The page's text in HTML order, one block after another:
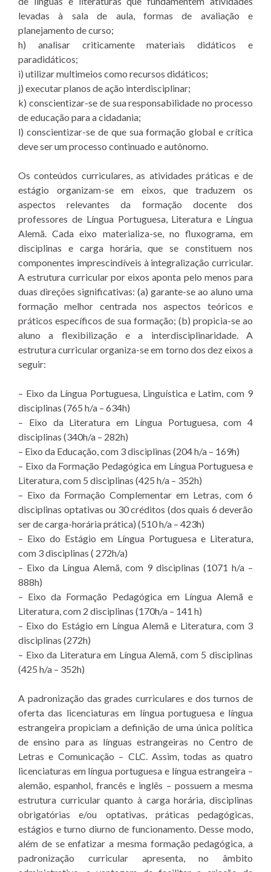
levadas à sala de aula, formas de avaliação e
planejamento de curso;
h) analisar criticamente materiais didáticos e
paradidáticos;
i) utilizar multimeios como recursos didáticos;
j) executar planos de ação interdisciplinar;
k) conscientizar-se de sua responsabilidade no processo
de educação para a cidadania;
l) conscientizar-se de que sua formação global e crítica
deve ser um processo continuado e autônomo.
Os conteúdos curriculares, as atividades práticas e de
estágio organizam-se em eixos, que traduzem os
aspectos relevantes da formação docente dos
professores de Língua Portuguesa, Literatura e Língua
Alemã. Cada eixo materializa-se, no fluxograma, em
disciplinas e carga horária, que se constituem nos
componentes imprescindíveis à integralização curricular.
A estrutura curricular por eixos aponta pelo menos para
duas direções significativas: (a) garante-se ao aluno uma
formação melhor centrada nos aspectos teóricos e
práticos específicos de sua formação; (b) propicia-se ao
aluno a flexibilização e a interdisciplinaridade. A
estrutura curricular organiza-se em torno dos dez eixos a
seguir:
– Eixo da Língua Portuguesa, Linguística e Latim, com 9
disciplinas (765 h/a – 634h)
– Eixo da Literatura em Língua Portuguesa, com 4
disciplinas (340h/a – 282h)
– Eixo da Educação, com 3 disciplinas (204 h/a – 169h)
– Eixo da Formação Pedagógica em Língua Portuguesa e
Literatura, com 5 disciplinas (425 h/a – 352h)
– Eixo da Formação Complementar em Letras, com 6
disciplinas optativas ou 30 créditos (dos quais 6 deverão
ser de carga-horária prática) (510 h/a – 423h)
– Eixo do Estágio em Língua Portuguesa e Literatura,
com 3 disciplinas ( 272h/a)
– Eixo da Língua Alemã, com 9 disciplinas (1071 h/a –
888h)
– Eixo da Formação Pedagógica em Língua Alemã e
Literatura, com 2 disciplinas (170h/a – 141 h)
– Eixo do Estágio em Língua Alemã e Literatura, com 3
disciplinas (272h)
– Eixo da Literatura em Língua Alemã, com 5 disciplinas
(425 h/a – 352h)
A padronização das grades curriculares e dos turnos de
oferta das licenciaturas em língua portuguesa e língua
estrangeira propiciam a definição de uma única política
de ensino para as línguas estrangeiras no Centro de
Letras e Comunicação – CLC. Assim, todas as quatro
licenciaturas em língua portuguesa e língua estrangeira –
alemão, espanhol, francês e inglês – possuem a mesma
estrutura curricular quanto à carga horária, disciplinas
obrigatórias e/ou optativas, práticas pedagógicas,
estágios e turno diurno de funcionamento. Desse modo,
além de se enfatizar a mesma formação pedagógica, a
padronização curricular apresenta, no âmbito